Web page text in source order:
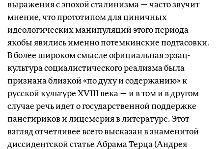
выражения с эпохой сталинизма — часто звучит
мнение, что прототипом для циничных
идеологических манипуляций этого периода
якобы явились именно потемкинские подтасовки.
В более широком смысле официальная эрзац-
культура социалистического реализма была
признана близкой «по духу и содержанию» к
русской культуре XVIII века — и в том и в другом
случае речь идет о государственной поддержке
панегириков и лицемерия в литературе. Этот
взгляд отчетливее всего высказан в знаменитой
диссидентской статье Абрама Терца (Андрея